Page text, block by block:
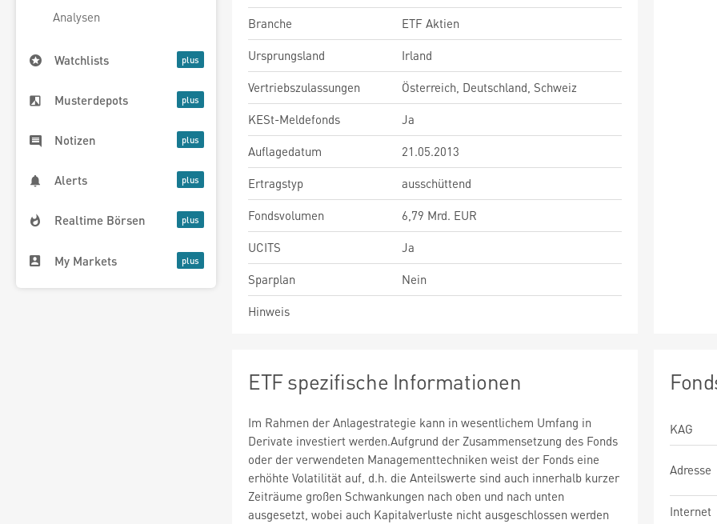
Analysen
Watchlists
Musterdepots
Notizen
Alerts
Realtime Börsen
My Markets
Branche
ETF Aktien
Ursprungsland
Irland
Vertriebszulassungen
Österreich, Deutschland, Schweiz
KESt-Meldefonds
Ja
Auflagedatum
21.05.2013
Ertragstyp
ausschüttend
Fondsvolumen
6,79 Mrd. EUR
UCITS
Ja
Sparplan
Nein
Hinweis
ETF spezifische Informationen
Im Rahmen der Anlagestrategie kann in wesentlichem Umfang in
Derivate investiert werden.Aufgrund der Zusammensetzung des Fonds
oder der verwendeten Managementtechniken weist der Fonds eine
erhöhte Volatilität auf, d.h. die Anteilswerte sind auch innerhalb kurzer
Zeiträume großen Schwankungen nach oben und nach unten
ausgesetzt, wobei auch Kapitalverluste nicht ausgeschlossen werden
KAG
Adresse
Internet